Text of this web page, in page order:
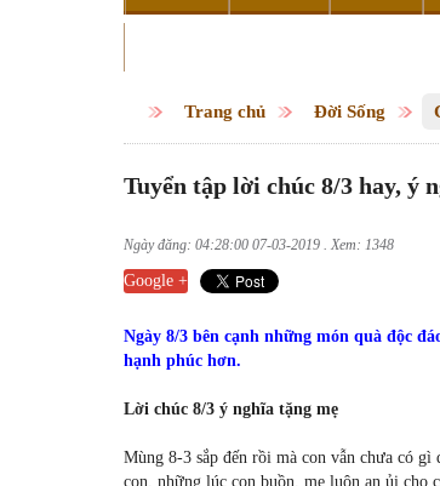
Trang chủ Đời Sống
Tuyển tập lời chúc 8/3 hay, ý
Ngày đăng: 04:28:00 07-03-2019 . Xem: 1348
Google +
Ngày 8/3 bên cạnh những món quà độc
hạnh phúc hơn.
Lời chúc 8/3 ý nghĩa tặng mẹ
Mùng 8-3 sắp đến rồi mà con vẫn chưa có
con, những lúc con buồn, mẹ luôn an ủi cho